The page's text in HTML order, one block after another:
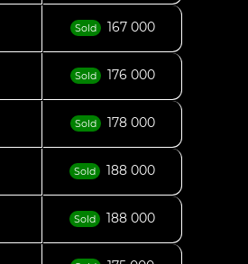
Sold 167 000
Sold 176 000
Sold 178 000
Sold 188 000
Sold 188 000